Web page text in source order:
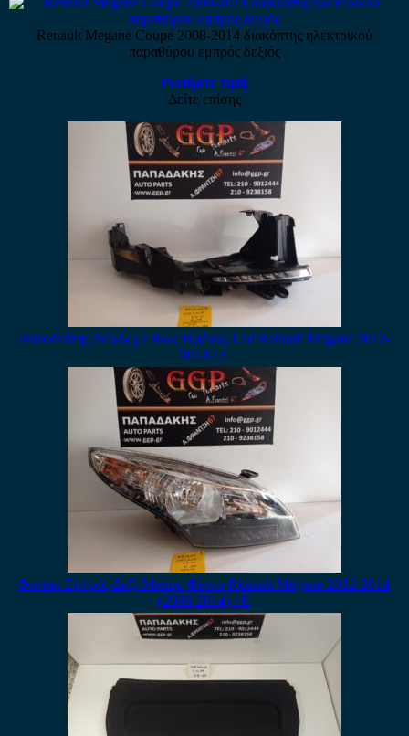
Renault Megane Coupe 2008-2014 διακόπτης ηλεκτρικού
παραθύρου εμπρός δεξιός
Ρωτήστε τιμή
Δείτε επίσης
Φανοστάτης Δεξιός με Φως Ημέρας Led Renault Megane 2012-
2014 / Ε
Φανάρι Εμπρός Δεξί Μαύρο Φόντο Renault Megane 2012-2014
(2008-2014) / Ε